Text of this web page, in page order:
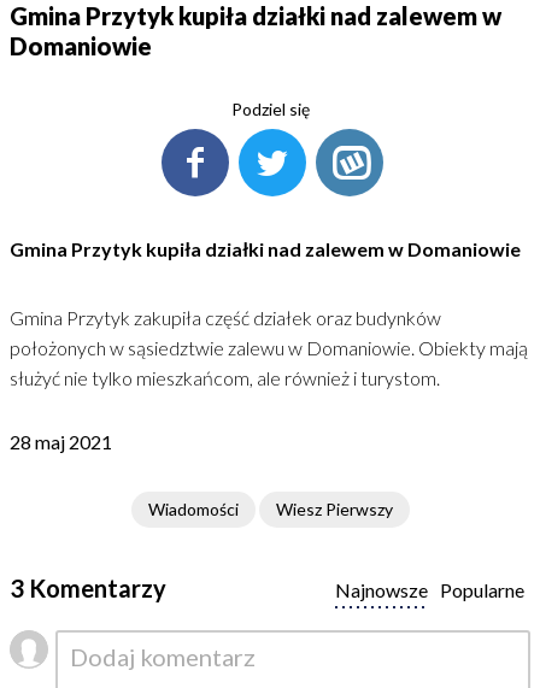
Gmina Przytyk kupiła działki nad zalewem w
Domaniowie
Podziel się
Gmina Przytyk kupiła działki nad zalewem w Domaniowie
Gmina Przytyk zakupiła część działek oraz budynków
położonych w sąsiedztwie zalewu w Domaniowie. Obiekty mają
służyć nie tylko mieszkańcom, ale również i turystom.
28 maj 2021
Wiadomości Wiesz Pierwszy
3 Komentarzy Popularne
Najnowsze